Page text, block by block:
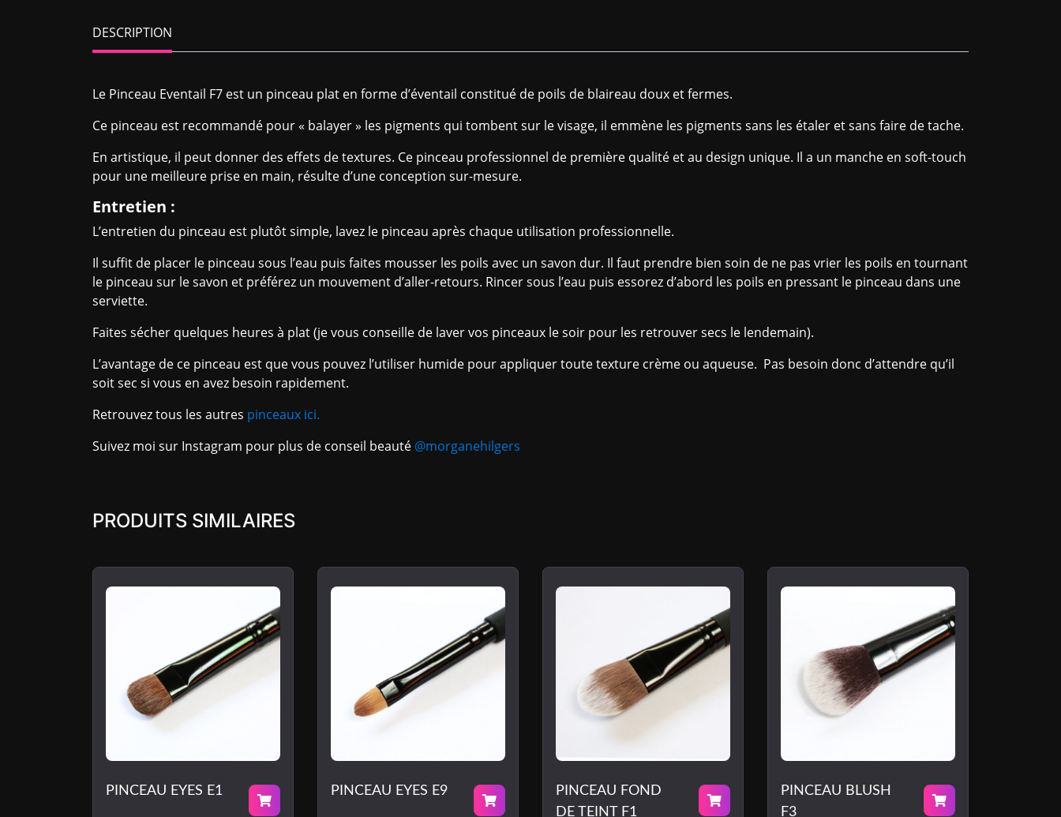
DESCRIPTION
Le Pinceau Eventail F7 est un pinceau plat en forme d’éventail constitué de poils de blaireau doux et fermes.
Ce pinceau est recommandé pour « balayer » les pigments qui tombent sur le visage, il emmène les pigments sans les étaler et sans faire de tache.
En artistique, il peut donner des effets de textures. Ce pinceau professionnel de première qualité et au design unique. Il a un manche en soft-touch
pour une meilleure prise en main, résulte d’une conception sur-mesure.
Entretien :
L’entretien du pinceau est plutôt simple, lavez le pinceau après chaque utilisation professionnelle.
Il suffit de placer le pinceau sous l’eau puis faites mousser les poils avec un savon dur. Il faut prendre bien soin de ne pas vrier les poils en tournant
le pinceau sur le savon et préférez un mouvement d’aller-retours. Rincer sous l’eau puis essorez d’abord les poils en pressant le pinceau dans une
serviette.
Faites sécher quelques heures à plat (je vous conseille de laver vos pinceaux le soir pour les retrouver secs le lendemain).
L’avantage de ce pinceau est que vous pouvez l’utiliser humide pour appliquer toute texture crème ou aqueuse. Pas besoin donc d’attendre qu’il
soit sec si vous en avez besoin rapidement.
Retrouvez tous les autres pinceaux ici.
Suivez moi sur Instagram pour plus de conseil beauté @morganehilgers
PRODUITS SIMILAIRES
PINCEAU EYES E1 PINCEAU EYES E9
PINCEAU FOND
DE TEINT F1
PINCEAU BLUSH
F3